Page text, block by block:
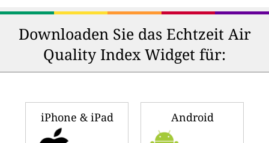
Downloaden Sie das Echtzeit Air
Quality Index Widget für:
iPhone & iPad Android